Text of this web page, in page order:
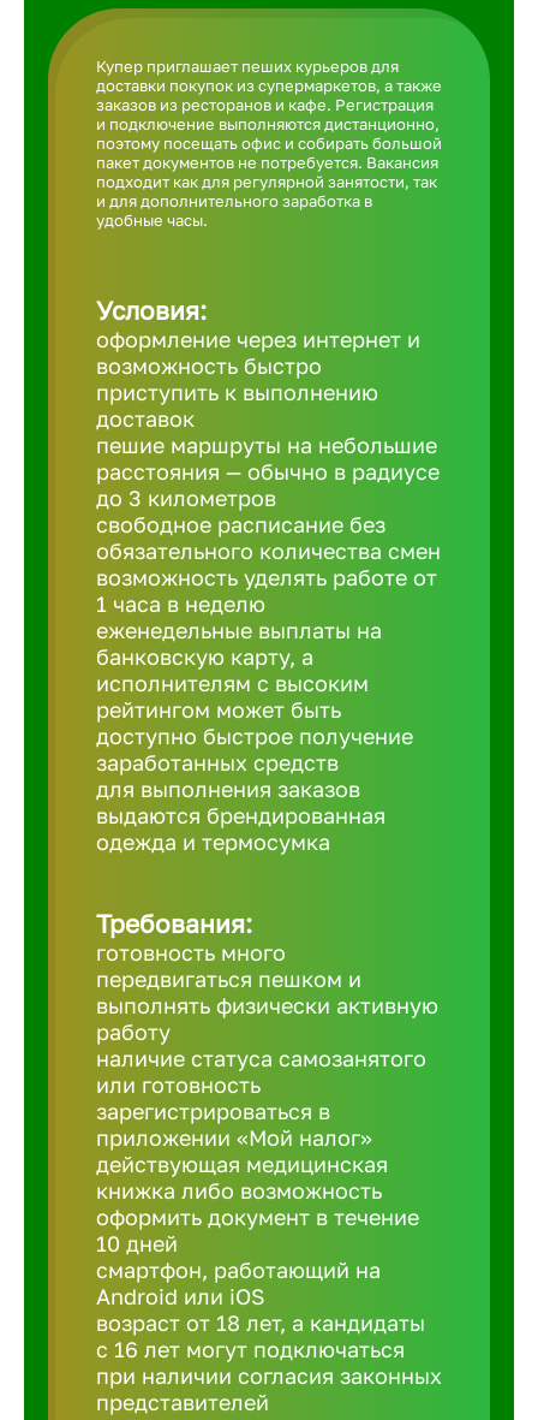
Ачинск
Белгород
Бийск
Купер приглашает пеших курьеров для
доставки покупок из супермаркетов, а также
заказов из ресторанов и кафе. Регистрация
и подключение выполняются дистанционно,
поэтому посещать офис и собирать большой
пакет документов не потребуется. Вакансия
подходит как для регулярной занятости, так
и для дополнительного заработка в
удобные часы.
Условия:
оформление через интернет и
возможность быстро
приступить к выполнению
доставок
пешие маршруты на небольшие
расстояния — обычно в радиусе
до 3 километров
свободное расписание без
обязательного количества смен
возможность уделять работе от
1 часа в неделю
еженедельные выплаты на
банковскую карту, а
исполнителям с высоким
рейтингом может быть
доступно быстрое получение
заработанных средств
для выполнения заказов
выдаются брендированная
одежда и термосумка
Требования:
готовность много
передвигаться пешком и
выполнять физически активную
работу
наличие статуса самозанятого
или готовность
зарегистрироваться в
приложении «Мой налог»
действующая медицинская
книжка либо возможность
оформить документ в течение
10 дней
смартфон, работающий на
Android или iOS
возраст от 18 лет, а кандидаты
с 16 лет могут подключаться
при наличии согласия законных
представителей